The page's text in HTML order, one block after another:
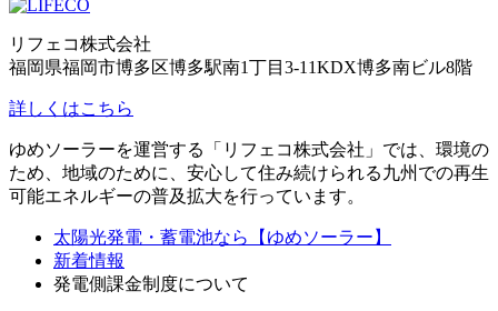
リフェコ株式会社
福岡県福岡市博多区博多駅南1丁目3-11KDX博多南ビル8階
詳しくはこちら
ゆめソーラーを運営する「リフェコ株式会社」では、環境の
ため、地域のために、安心して住み続けられる九州での再生
可能エネルギーの普及拡大を行っています。
太陽光発電・蓄電池なら【ゆめソーラー】
新着情報
発電側課金制度について